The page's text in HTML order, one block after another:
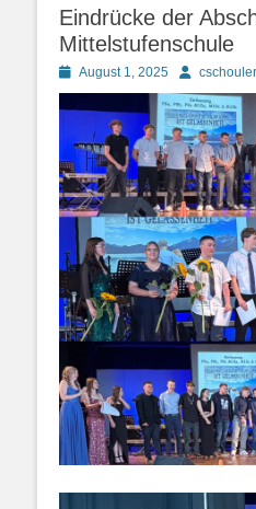
Eindrücke der
Mittelstufenschule
Posted
on
August 1, 2025 Autorcschouler